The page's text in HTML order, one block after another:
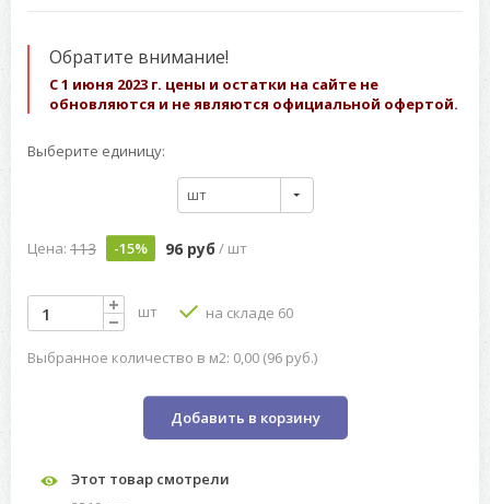
Обратите внимание!
С 1 июня 2023 г. цены и остатки на сайте не
обновляются и не являются официальной офертой.
Выберите единицу:
шт
Цена: 113 -15% 96 руб / шт
шт на складе 60
Выбранное количество в м2: 0,00 (96 руб.)
Добавить в корзину
Этот товар смотрели